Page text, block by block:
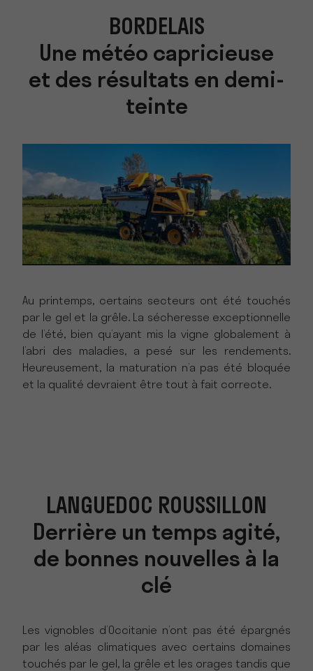
BORDELAIS
Une météo capricieuse
et des résultats en demi-
teinte
Au printemps, certains secteurs ont été touchés
par le gel et la grêle. La sécheresse exceptionnelle
de l’été, bien qu’ayant mis la vigne globalement à
l’abri des maladies, a pesé sur les rendements.
Heureusement, la maturation n’a pas été bloquée
et la qualité devraient être tout à fait correcte.
LANGUEDOC ROUSSILLON
Derrière un temps agité,
de bonnes nouvelles à la
clé
Les vignobles d’Occitanie n’ont pas été épargnés
par les aléas climatiques avec certains domaines
touchés par le gel, la grêle et les orages tandis que